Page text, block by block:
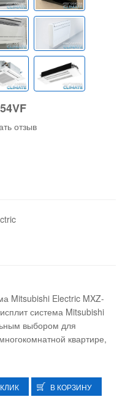
отзыв
Mitsubishi Electric MXZ-
система Mitsubishi
выбором для
квартире,